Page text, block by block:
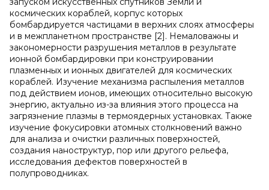
космических кораблей, корпус которых
бомбардируется частицами в верхних слоях атмосферы
и в межпланетном пространстве [2]. Немаловажны и
закономерности разрушения металлов в результате
ионной бомбардировки при конструировании
плазменных и ионных двигателей для космических
кораблей. Изучение механизма распыления металлов
под действием ионов, имеющих относительно высокую
энергию, актуально из-за влияния этого процесса на
загрязнение плазмы в термоядерных установках. Также
изучение фокусировки атомных столкновений важно
для анализа и очистки различных поверхностей,
создания наноструктур, пор или другого рельефа,
исследования дефектов поверхностей в
полупроводниках.